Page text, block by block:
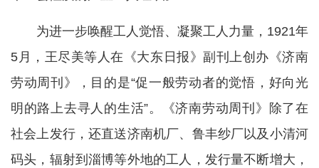
为进一步唤醒工人觉悟、凝聚工人力量，1921年
5月，王尽美等人在《大东日报》副刊上创办《济南
劳动周刊》，目的是“促一般劳动者的觉悟，好向光
明的路上去寻人的生活”。《济南劳动周刊》除了在
社会上发行，还直送济南机厂、鲁丰纱厂以及小清河
码头，辐射到淄博等外地的工人，发行量不断增大，